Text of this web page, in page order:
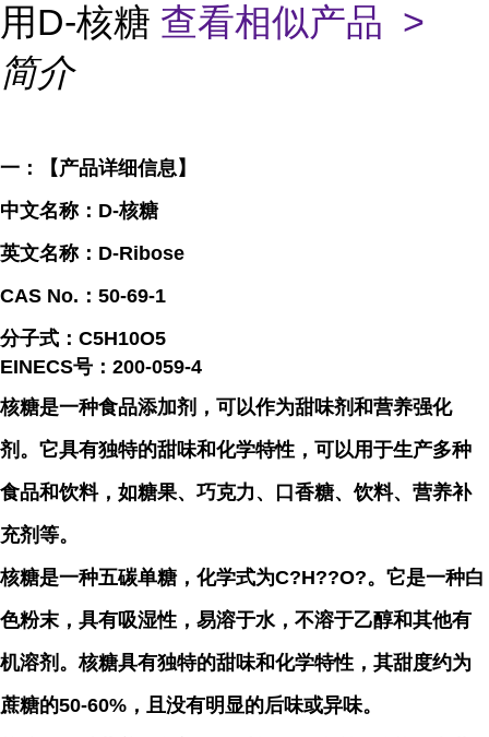
用D-核糖 查看相似产品 >
简介
一：【产品详细信息】
中文名称：D-核糖
英文名称：D-Ribose
CAS No.：50-69-1
分子式：C5H10O5
EINECS号：200-059-4
核糖是一种食品添加剂，可以作为甜味剂和营养强化
剂。它具有独特的甜味和化学特性，可以用于生产多种
食品和饮料，如糖果、巧克力、口香糖、饮料、营养补
充剂等。
核糖是一种五碳单糖，化学式为C?H??O?。它是一种白
色粉末，具有吸湿性，易溶于水，不溶于乙醇和其他有
机溶剂。核糖具有独特的甜味和化学特性，其甜度约为
蔗糖的50-60%，且没有明显的后味或异味。